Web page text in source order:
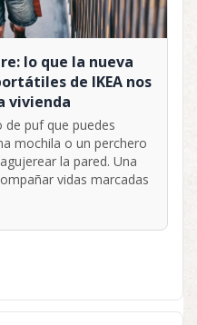
lo que la nueva
de IKEA nos
vivienda
puf que puedes
mochila o un perchero
la pared. Una
vidas marcadas